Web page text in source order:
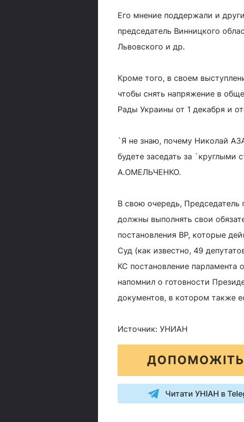
Его мнение поддержали и
председатель Винницкого
Львовского и др.
Кроме того, в своем
чтобы снять напряжение в
Рады Украины от 1 декабря и
`Я не знаю, почему Николай
будете заседать за `круглыми
А.ОМЕЛЬЧЕНКО.
В свою очередь,
должны выполнять свои
постановления ВР, которые
Суд (как известно, 49
КС постановление
напомнил о готовности
документов, в котором также
Источник: УНИАН
Читати УНІАН в